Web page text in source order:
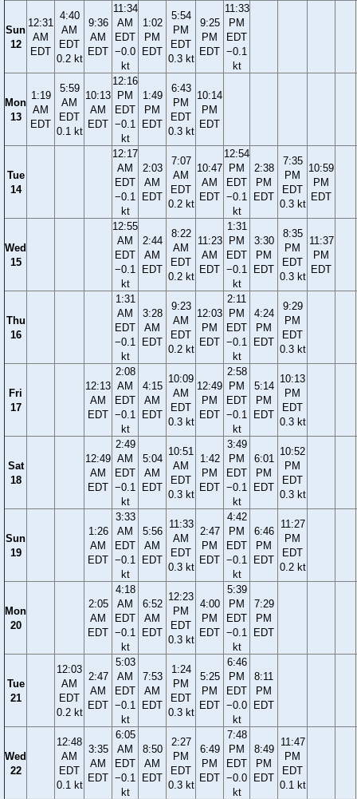
Sun
12
12:31
AM
EDT
4:40
AM
EDT
0.2 kt
9:36
AM
EDT
11:34
AM
EDT
−0.0
kt
1:02
PM
EDT
5:54
PM
EDT
0.3 kt
9:25
PM
EDT
11:33
PM
EDT
−0.1
kt
Mon
13
1:19
AM
EDT
5:59
AM
EDT
0.1 kt
10:13
AM
EDT
12:16
PM
EDT
−0.1
kt
1:49
PM
EDT
6:43
PM
EDT
0.3 kt
10:14
PM
EDT
Tue
14
12:17
AM
EDT
−0.1
kt
2:03
AM
EDT
7:07
AM
EDT
0.2 kt
10:47
AM
EDT
12:54
PM
EDT
−0.1
kt
2:38
PM
EDT
7:35
PM
EDT
0.3 kt
10:59
PM
EDT
Wed
15
12:55
AM
EDT
−0.1
kt
2:44
AM
EDT
8:22
AM
EDT
0.2 kt
11:23
AM
EDT
1:31
PM
EDT
−0.1
kt
3:30
PM
EDT
8:35
PM
EDT
0.3 kt
11:37
PM
EDT
Thu
16
1:31
AM
EDT
−0.1
kt
3:28
AM
EDT
9:23
AM
EDT
0.2 kt
12:03
PM
EDT
2:11
PM
EDT
−0.1
kt
4:24
PM
EDT
9:29
PM
EDT
0.3 kt
Fri
17
12:13
AM
EDT
2:08
AM
EDT
−0.1
kt
4:15
AM
EDT
10:09
AM
EDT
0.3 kt
12:49
PM
EDT
2:58
PM
EDT
−0.1
kt
5:14
PM
EDT
10:13
PM
EDT
0.3 kt
Sat
18
12:49
AM
EDT
2:49
AM
EDT
−0.1
kt
5:04
AM
EDT
10:51
AM
EDT
0.3 kt
1:42
PM
EDT
3:49
PM
EDT
−0.1
kt
6:01
PM
EDT
10:52
PM
EDT
0.3 kt
Sun
19
1:26
AM
EDT
3:33
AM
EDT
−0.1
kt
5:56
AM
EDT
11:33
AM
EDT
0.3 kt
2:47
PM
EDT
4:42
PM
EDT
−0.1
kt
6:46
PM
EDT
11:27
PM
EDT
0.2 kt
Mon
20
2:05
AM
EDT
4:18
AM
EDT
−0.1
kt
6:52
AM
EDT
12:23
PM
EDT
0.3 kt
4:00
PM
EDT
5:39
PM
EDT
−0.1
kt
7:29
PM
EDT
Tue
21
12:03
AM
EDT
0.2 kt
2:47
AM
EDT
5:03
AM
EDT
−0.1
kt
7:53
AM
EDT
1:24
PM
EDT
0.3 kt
5:25
PM
EDT
6:46
PM
EDT
−0.0
kt
8:11
PM
EDT
Wed
22
12:48
AM
EDT
0.1 kt
3:35
AM
EDT
6:05
AM
EDT
−0.1
kt
8:50
AM
EDT
2:27
PM
EDT
0.3 kt
6:49
PM
EDT
7:48
PM
EDT
−0.0
kt
8:49
PM
EDT
11:47
PM
EDT
0.1 kt